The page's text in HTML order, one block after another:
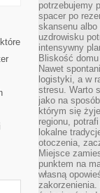
potrzebujemy
spacer po
skansenu albo
uzdrowisku
intensywny
Bliskość
Nawet
logistyki, a w
stresu. Warto
jako na
którym się
regionu,
lokalne
otoczenia,
Miejsce
punktem na
własną